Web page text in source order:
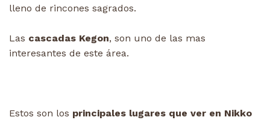
lleno de rincones sagrados.
Las cascadas Kegon, son uno de las mas
interesantes de este área.
Estos son los principales lugares que ver en Nikko